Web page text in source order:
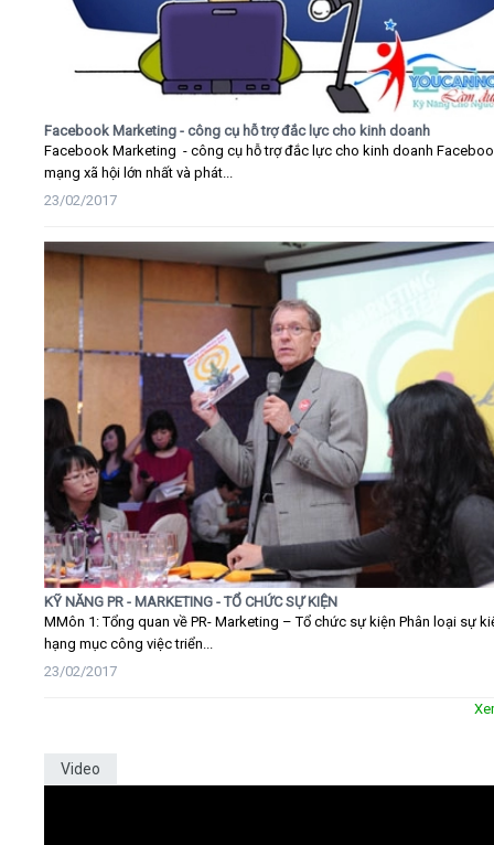
Facebook Marketing - công cụ hỗ trợ đắc lực cho kinh doanh
Facebook Marketing - công cụ hỗ trợ đắc lực cho kinh doanh
mạng xã hội lớn nhất và phát...
23/02/2017
KỸ NĂNG PR - MARKETING - TỔ CHỨC SỰ KIỆN
MMôn 1: Tổng quan về PR- Marketing – Tổ chức sự kiện Phân loại sự
hạng mục công việc triển...
23/02/2017
Video